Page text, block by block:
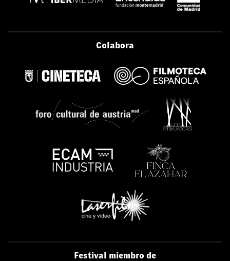
Colabora
Festival miembro de